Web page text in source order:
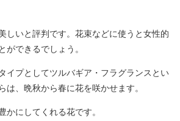
しいと評判です。花束などに使うと女性的
ができるでしょう。
イプとしてツルバギア・フラグランスとい
は、晩秋から春に花を咲かせます。
かにしてくれる花です。